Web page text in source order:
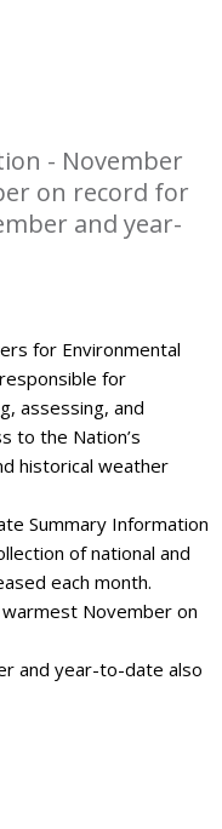
- November
on record for
and year-
for Environmental
for
assessing, and
to the Nation’s
historical weather
Summary Information
of national and
each month.
November on
and year-to-date also